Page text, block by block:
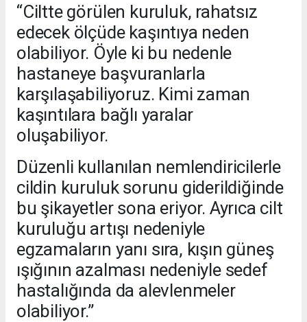
“Ciltte görülen kuruluk, rahatsız
edecek ölçüde kaşıntıya neden
olabiliyor. Öyle ki bu nedenle
hastaneye başvuranlarla
karşılaşabiliyoruz. Kimi zaman
kaşıntılara bağlı yaralar
oluşabiliyor.
Düzenli kullanılan nemlendiricilerle
cildin kuruluk sorunu giderildiğinde
bu şikayetler sona eriyor. Ayrıca cilt
kuruluğu artışı nedeniyle
egzamaların yanı sıra, kışın güneş
ışığının azalması nedeniyle sedef
hastalığında da alevlenmeler
olabiliyor.”